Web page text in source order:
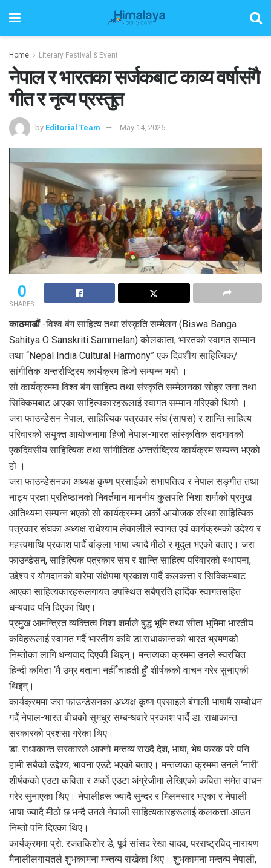
Home Literary Festival & Event
नेपाल र भारतका सर्जकबाट काव्य वर्षासंगै
गीत र नृत्य प्रस्तुत
by Editorial Team May 14, 2026
0
SHARES
काठमाडौं-विश्व बंग साहित्य तथा संस्कृति सम्मेलन (Biswa Banga
Sahitya O Sanskriti Sammelan) कोलकाता, भारतको स्वागत सम्मान
तथा “Nepal India Cultural Harmony” एक दिवशीय साहित्यिक/
सांगीतिक अन्तर्राष्ट्रिय कार्यक्रम हिजो सम्पन्न भयो ।
सो कार्यक्रममा विश्व बंग साहित्य तथा संस्कृति सम्मेलनका सोह्र जना तथा
सिक्किमबाट आएका साहित्यकारहरूलाई स्वागत सम्मान गरिएको थियो ।
जरा फाउन्डेसन नेपाल, साहित्यिक पत्रकार संघ (सापस) र शान्ति साहित्य
परिवारको संयुक्त आयोजनामा हिजो नेपाल-भारत सांस्कृतिक सदभावको
एकदिवसीय साहित्यिक तथा सांगीतिक अन्तर्राष्ट्रिय कार्यक्रम सम्पन्न भएको
हो ।
जरा फाउन्डेसनका अध्यक्ष कृष्ण प्रसाईको सभापतित्व र नेपाल सङ्गीत तथा
नाट्य प्रज्ञा प्रतिष्ठानको निवर्तमान माननीय कुलपति निशा शर्माको प्रमुख
आतिथ्यमा सम्पन्न भएको सो कार्यक्रममा अर्को आयोजक संस्था साहित्यिक
पत्रकार संघका अध्यक्ष राधेश्याम लेकालीले स्वागत एवं कार्यक्रमको उदेश्य र
महत्त्वमाथि प्रकाश पार्दै बांङ्ला भाषा ज्यादै मीठो र मृदुल भएको बताए। जरा
फाउन्डेसन, साहित्यिक पत्रकार संघ र शान्ति साहित्य परिवारको स्थापना,
उद्देश्य र योगदानको बारेमा संक्षेपमा प्रकाश पार्दै कलकत्ता र सिक्किमबाट
आएका साहित्यकारहरूलगायत उपस्थित सबैप्रति हार्दिक स्वागतसहित
धन्यवाद पनि दिएका थिए।
प्रमुख आमन्त्रित व्यक्तित्व निशा शर्माले बुद्ध भूमि तथा सीता भूमिमा भारतीय
कविहरूलाई स्वागत गर्दै भारतीय कवि डा.राधाकान्तको भारत भ्रमणको
निम्तोका लागि धन्यवाद दिएकी थिइन्। मन्तव्यका क्रममा उनलेे स्वरचित
हिन्दी कविता ‘मै उम्र बताना नहीँ चाहती हुँ’ शीर्षकको वाचन गरेर सुनाएकी
थिइन्।
कार्यक्रममा जरा फाउन्डेसनका अध्यक्ष कृष्ण प्रसाइले बंगाली भाषामै सम्बोधन
गर्दै नेपाल-भारत बीचको सुमधुर सम्बन्धबारे प्रकाश पार्दै डा. राधाकान्त
सरकारको प्रशंसा गरेका थिए।
डा. राधाकान्त सरकारले आफ्नो मन्तव्य राख्दै देश, भाषा, भेष फरक परे पनि
हामी सबैको उद्देश्य, भावना एउटै भएको बताए। मन्तव्यका क्रममा उनले ‘नारी’
शीर्षकको एउटा कविता र अर्को एउटा अंग्रेजीमा लेखिएको कविता समेत वाचन
गरेर सुनाएका थिए। नेपालीहरू ज्यादै सुन्दर र मिलनसार भएका र नेपाली
भाषा ज्यादै मीठो छ भन्दै उनलेे नेपाली साहित्यकारहरूलाई कलकत्ता आउन
निम्तो पनि दिएका थिए।
कार्यक्रममा प्रो. रजतकिशोर डे, पूर्व सांसद रेखा यादव, परराष्ट्रविद् नारायण
मैनालीलगायतले शुभकामना मन्तव्य राखेका थिए। शुभकामना मन्तव्य नेपाली,